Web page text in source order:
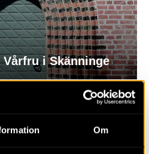
Om
i Skänninge